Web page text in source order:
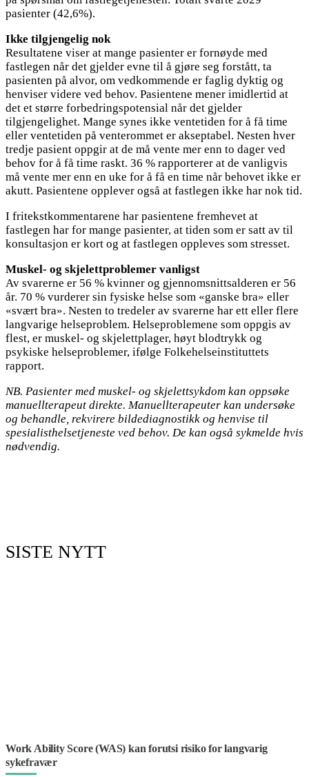
pasienter (42,6%).
Ikke tilgjengelig nok
Resultatene viser at mange pasienter er fornøyde med
fastlegen når det gjelder evne til å gjøre seg forstått, ta
pasienten på alvor, om vedkommende er faglig dyktig og
henviser videre ved behov. Pasientene mener imidlertid at
det et større forbedringspotensial når det gjelder
tilgjengelighet. Mange synes ikke ventetiden for å få time
eller ventetiden på venterommet er akseptabel. Nesten hver
tredje pasient oppgir at de må vente mer enn to dager ved
behov for å få time raskt. 36 % rapporterer at de vanligvis
må vente mer enn en uke for å få en time når behovet ikke er
akutt. Pasientene opplever også at fastlegen ikke har nok tid.
I fritekstkommentarene har pasientene fremhevet at
fastlegen har for mange pasienter, at tiden som er satt av til
konsultasjon er kort og at fastlegen oppleves som stresset.
Muskel- og skjelettproblemer vanligst
Av svarerne er 56 % kvinner og gjennomsnittsalderen er 56
år. 70 % vurderer sin fysiske helse som «ganske bra» eller
«svært bra». Nesten to tredeler av svarerne har ett eller flere
langvarige helseproblem. Helseproblemene som oppgis av
flest, er muskel- og skjelettplager, høyt blodtrykk og
psykiske helseproblemer, ifølge Folkehelseinstituttets
rapport.
NB. Pasienter med muskel- og skjelettsykdom kan oppsøke
manuellterapeut direkte. Manuellterapeuter kan undersøke
og behandle, rekvirere bildediagnostikk og henvise til
spesialisthelsetjeneste ved behov. De kan også sykmelde hvis
nødvendig.
SISTE NYTT
Work Ability Score (WAS) kan forutsi risiko for langvarig
sykefravær